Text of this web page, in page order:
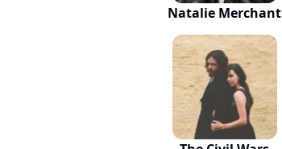
Natalie Merchant